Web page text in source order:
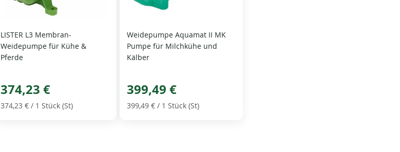
LISTER L3 Membran-
Weidepumpe für Kühe &
Pferde
374,23 €
374,23 €/ 1 Stück (St)
Weidepumpe Aquamat II MK
Pumpe für Milchkühe und
Kälber
399,49 €
399,49 € / 1 Stück (St)